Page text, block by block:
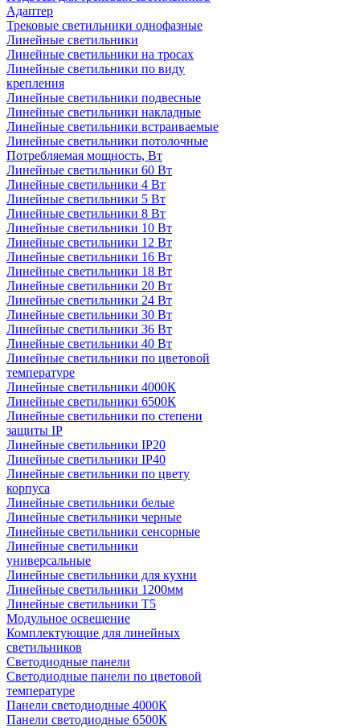
Адаптер
Трековые светильники однофазные
Линейные светильники
Линейные светильники на тросах
Линейные светильники по виду
крепления
Линейные светильники подвесные
Линейные светильники накладные
Линейные светильники встраиваемые
Линейные светильники потолочные
Потребляемая мощность, Вт
Линейные светильники 60 Вт
Линейные светильники 4 Вт
Линейные светильники 5 Вт
Линейные светильники 8 Вт
Линейные светильники 10 Вт
Линейные светильники 12 Вт
Линейные светильники 16 Вт
Линейные светильники 18 Вт
Линейные светильники 20 Вт
Линейные светильники 24 Вт
Линейные светильники 30 Вт
Линейные светильники 36 Вт
Линейные светильники 40 Вт
Линейные светильники по цветовой
температуре
Линейные светильники 4000К
Линейные светильники 6500К
Линейные светильники по степени
защиты IP
Линейные светильники IP20
Линейные светильники IP40
Линейные светильники по цвету
корпуса
Линейные светильники белые
Линейные светильники черные
Линейные светильники сенсорные
Линейные светильники
универсальные
Линейные светильники для кухни
Линейные светильники 1200мм
Линейные светильники Т5
Модульное освещение
Комплектующие для линейных
светильников
Светодиодные панели
Светодиодные панели по цветовой
температуре
Панели светодиодные 4000К
Панели светодиодные 6500К